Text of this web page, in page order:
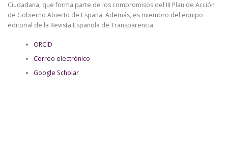
Ciudadana, que forma parte de los compromisos del III Plan de Acción
de Gobierno Abierto de España. Además, es miembro del equipo
editorial de la Revista Española de Transparencia.
ORCID
Correo electrónico
Google Scholar